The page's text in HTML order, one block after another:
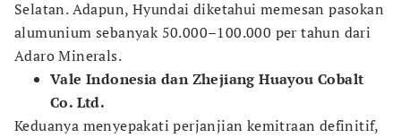
Selatan. Adapun, Hyundai diketahui memesan pasokan
alumunium sebanyak 50.000–100.000 per tahun dari
Adaro Minerals.
Vale Indonesia dan Zhejiang Huayou Cobalt
Co. Ltd.
Keduanya menyepakati perjanjian kemitraan definitif,